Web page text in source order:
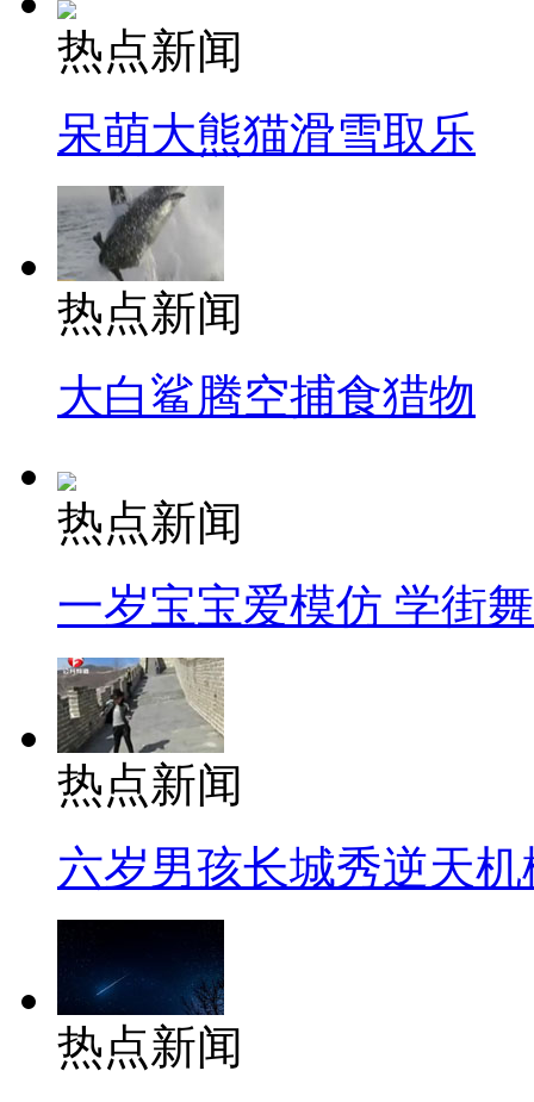
热点新闻
呆萌大熊猫滑雪取乐
热点新闻
大白鲨腾空捕食猎物
热点新闻
一岁宝宝爱模仿 学街
热点新闻
六岁男孩长城秀逆天机
热点新闻